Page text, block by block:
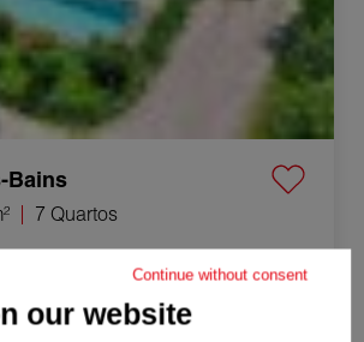
Bains
7 Quartos
Gex 4 Quartos 84 m²
Continue without consent
our website